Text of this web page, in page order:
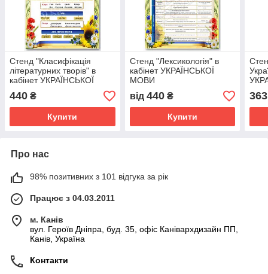
Стенд "Класифікація
літературних творів" в
кабінет УКРАЇНСЬКОЇ
МОВИ
440 ₴
Купити
Стенд "Лексикологія" в
кабінет УКРАЇНСЬКОЇ
МОВИ
від 440₴
Купити
Про нас
98% позитивних з 101 відгука за рік
Працює з 04.03.2011
м. Канів
вул. Героїв Дніпра, буд. 35, офіс Канівархдизайн ПП,
Канів, Україна
Контакти